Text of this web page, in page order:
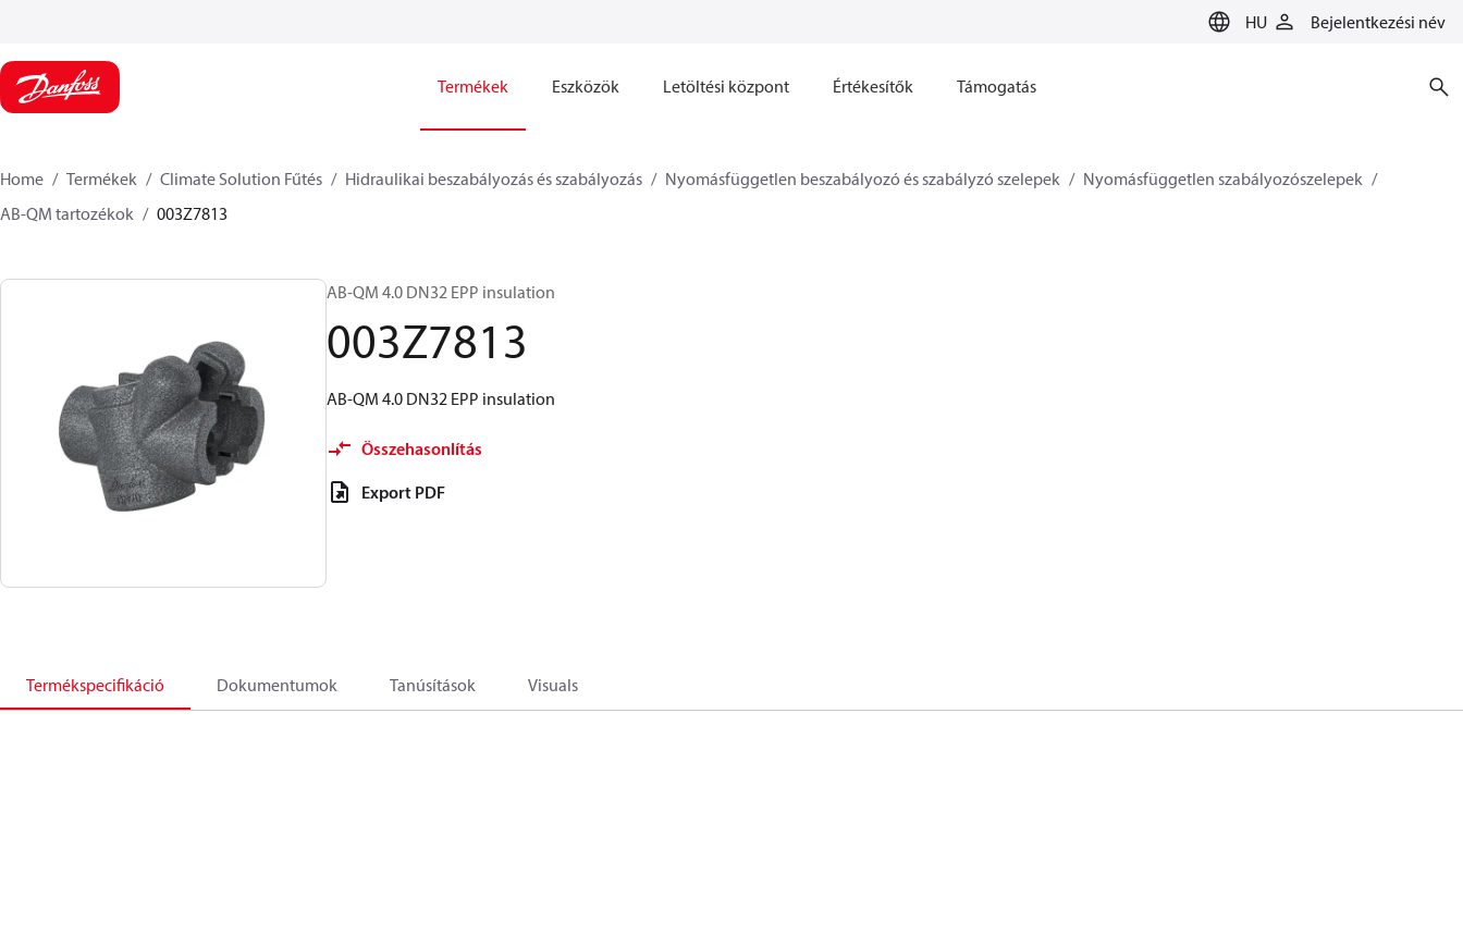
HU Bejelentkezési név
Termékek Eszközök Letöltési központ Értékesítők Támogatás
Home Termékek Climate Solution Fűtés Hidraulikai beszabályozás és szabályozás Nyomásfüggetlen beszabályozó és szabályzó szelepek
Nyomásfüggetlen szabályozószelepek
AB-QM tartozékok
003Z7813
AB-QM 4.0 DN32 EPP insulation
003Z7813
AB-QM 4.0 DN32 EPP insulation
Összehasonlítás
Export PDF
Termékspecifikáció Dokumentumok Tanúsítások Visuals